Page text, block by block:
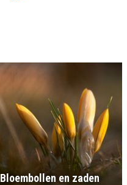
Bloembollen en zaden